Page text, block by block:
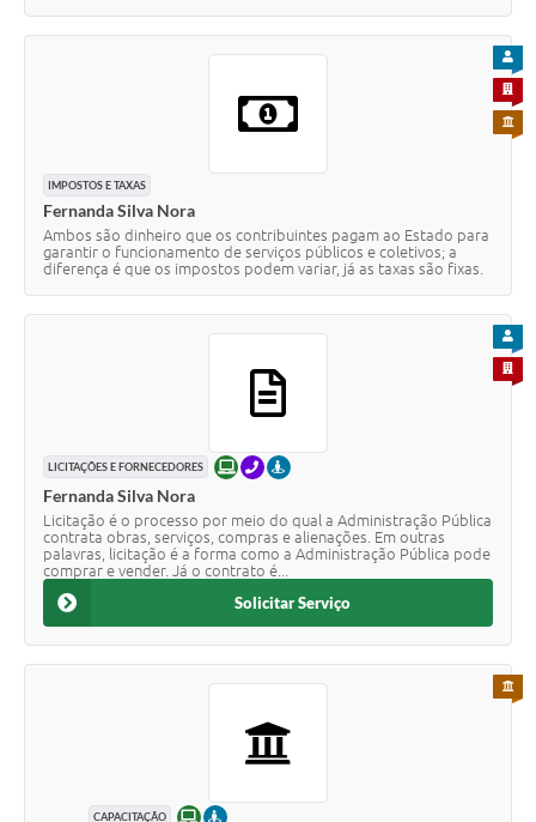
IMPOSTOS E TAXAS
Fernanda Silva Nora
Ambos são dinheiro que os contribuintes pagam ao Estado para
garantir o funcionamento de serviços públicos e coletivos; a
diferença é que os impostos podem variar, já as taxas são fixas.
PARA
PARA
LICITAÇÕES E FORNECEDORES ONLINETELEFONEPRESENCIAL
Fernanda Silva Nora
Licitação é o processo por meio do qual a Administração Pública
contrata obras, serviços, compras e alienações. Em outras
palavras, licitação é a forma como a Administração Pública pode
comprar e vender. Já o contrato é...
PARA
Solicitar Serviço
CAPACITAÇÃO ONLINEPRESENCIAL
PARA